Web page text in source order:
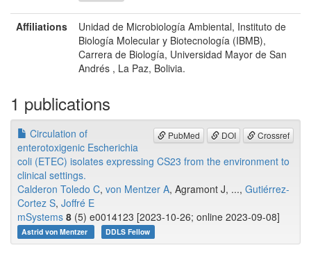
Affiliations
Unidad de Microbiología Ambiental, Instituto de
Biología Molecular y Biotecnología (IBMB),
Carrera de Biología, Universidad Mayor de San
Andrés , La Paz, Bolivia.
1 publications
PubMed DOI Crossref
Circulation of
enterotoxigenic Escherichia
coli (ETEC) isolates expressing CS23 from the environment to
clinical settings.
Calderon Toledo C, von Mentzer A, Agramont J, ..., Gutiérrez-
Cortez S, Joffré E
mSystems 8 (5) e0014123 [2023-10-26; online 2023-09-08]
Astrid von Mentzer DDLS Fellow